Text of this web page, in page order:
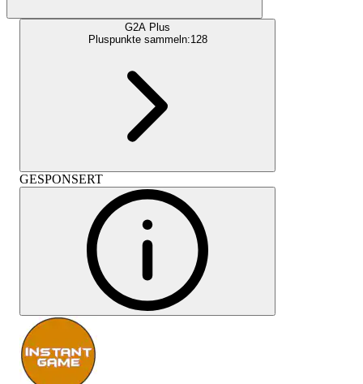
G2A Plus
Pluspunkte sammeln:128
GESPONSERT